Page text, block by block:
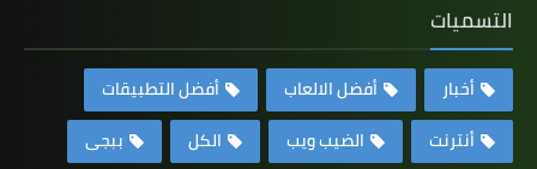
التسميات
أخبار أفضل الالعاب
أفضل التطبيقات
أنترنت
الضيب ويب الكل
ببجى